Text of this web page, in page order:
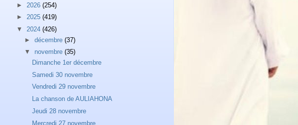
► 2026 (254)
► 2025 (419)
▼ 2024 (426)
► décembre (37)
▼ novembre (35)
Dimanche 1er décembre
Samedi 30 novembre
Vendredi 29 novembre
La chanson de AULIAHONA
Jeudi 28 novembre
Mercredi 27 novembre